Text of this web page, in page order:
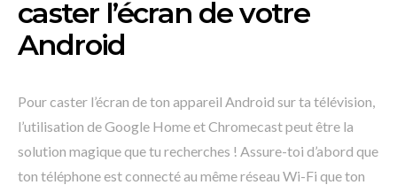
caster l’écran de votre
Android
Pour caster l’écran de ton appareil Android sur ta télévision,
l’utilisation de Google Home et Chromecast peut être la
solution magique que tu recherches ! Assure-toi d’abord que
ton téléphone est connecté au même réseau Wi-Fi que ton